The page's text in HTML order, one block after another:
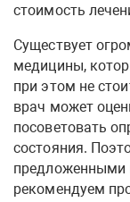
стоимость
Существует
медицины,
при этом не
врач может
посоветовать
состояния.
предложенными
рекомендуем